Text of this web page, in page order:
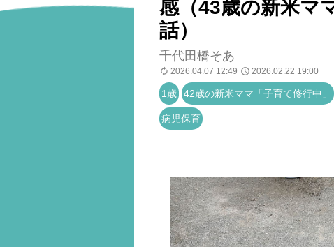
感（43歳の新米マ
話）
千代田橋そあ
2026.04.07 12:49 2026.02.22 19:00
1歳 42歳の新米ママ「子育て修行中」
病児保育